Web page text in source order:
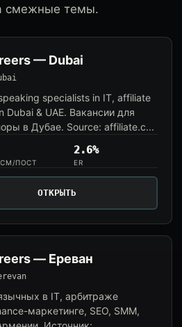
смежные темы.
— Dubai
specialists in IT, affiliate
Dubai & UAE. Вакансии для
в Дубае. Source: affiliate.c...
ПОСТ
2.6%
ER
ОТКРЫТЬ
— Ереван
в IT, арбитраже
маркетинге, SEO, SMM,